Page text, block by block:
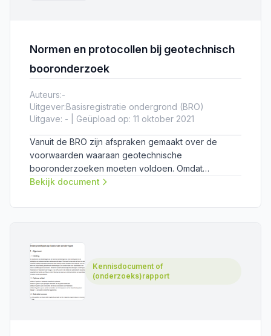
Normen en protocollen bij geotechnisch
booronderzoek
Auteurs:-
Uitgever:Basisregistratie ondergrond (BRO)
Uitgave: - | Geüpload op: 11 oktober 2021
Vanuit de BRO zijn afspraken gemaakt over de
voorwaarden waaraan geotechnische
booronderzoeken moeten voldoen. Omdat
booronderzoek veel verschillende aspecten omvat,
niveaus aanwezig. De BRO heeft hiervan een
Bekijk document
Kennisdocument of
(onderzoeks)rapport